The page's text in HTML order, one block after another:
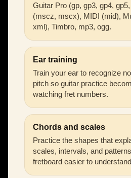
Guitar Pro (gp, gp3, gp4,
(mscz, mscx), MIDI (mid),
xml), Timbro, mp3, ogg.
Ear training
Train your ear to recognize
pitch so guitar practice
watching fret numbers.
Chords and scales
Practice the shapes that
scales, intervals, and
fretboard easier to